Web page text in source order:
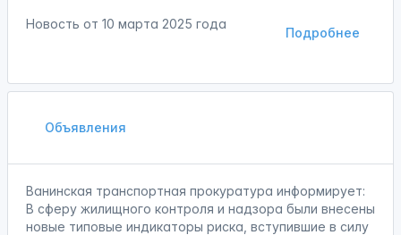
Подробнее
Новость от 10 марта 2025 года
Объявления
Ванинская транспортная прокуратура информирует:
В сферу жилищного контроля и надзора были внесены
новые типовые индикаторы риска, вступившие в силу